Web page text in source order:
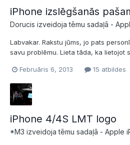
iPhone izslēgšanās
Dorucis izveidoja tēmu sadaļā -
Labvakar. Rakstu jūms, jo pats
savu problēmu. Lieta tāda, ka lietojot
jāvada parole, vienvārdsakot,
izslēgšanu/ieslēgšanu veiktu manuāli,
Februāris 6, 2013 15 atbildes
iPhone 4/4S LMT logo
*M3 izveidoja tēmu sadaļā - Apple